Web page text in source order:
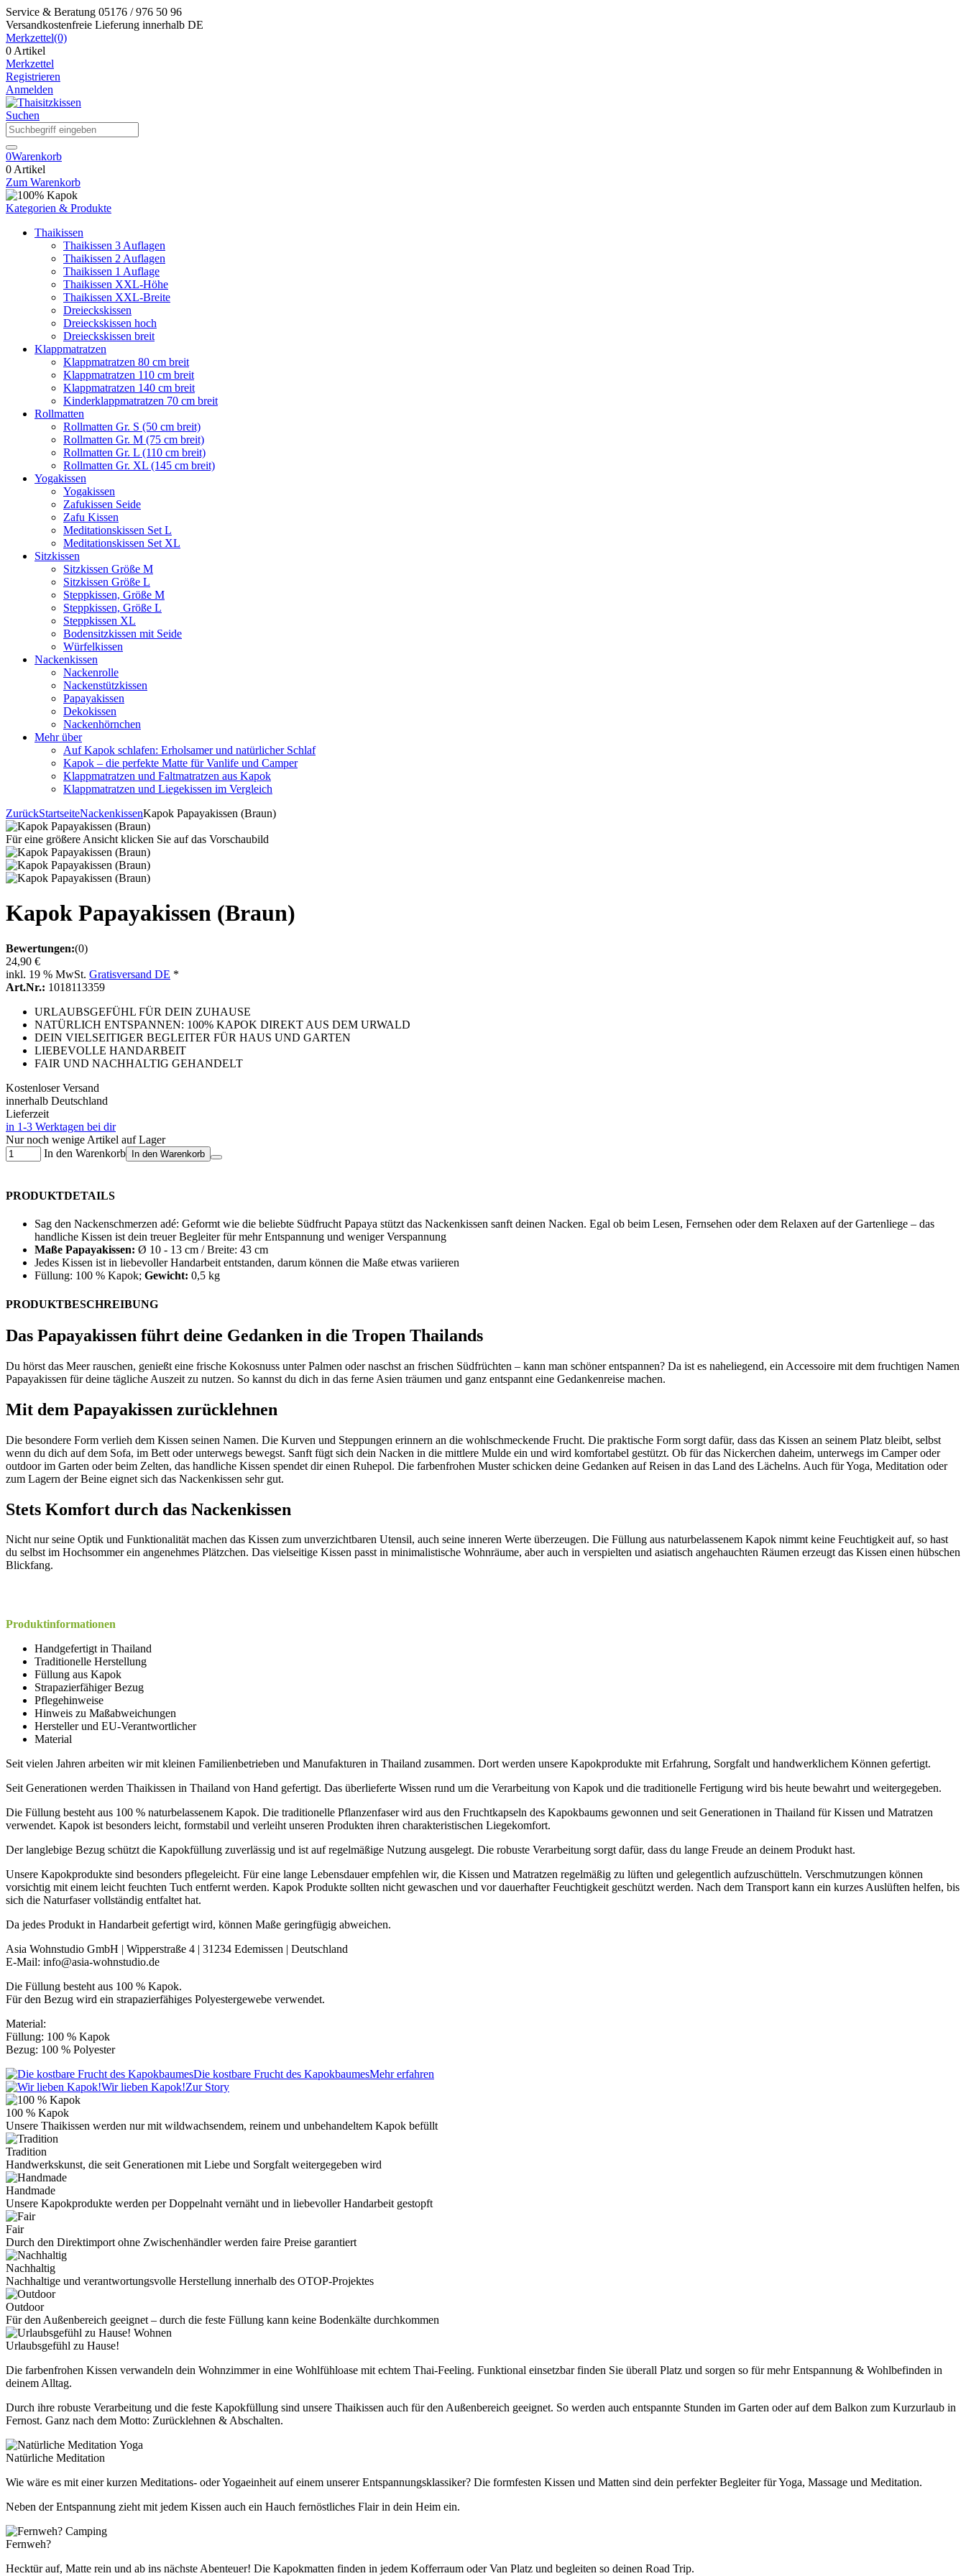
Service & Beratung 05176 / 976 50 96
Versandkostenfreie Lieferung innerhalb DE
Merkzettel(0)
0 Artikel
Merkzettel
Registrieren
Anmelden
Suchen
0Warenkorb
0 Artikel
Zum Warenkorb
Kategorien & Produkte
Thaikissen
Thaikissen 3 Auflagen
Thaikissen 2 Auflagen
Thaikissen 1 Auflage
Thaikissen XXL-Höhe
Thaikissen XXL-Breite
Dreieckskissen
Dreieckskissen hoch
Dreieckskissen breit
Klappmatratzen
Klappmatratzen 80 cm breit
Klappmatratzen 110 cm breit
Klappmatratzen 140 cm breit
Kinderklappmatratzen 70 cm breit
Rollmatten
Rollmatten Gr. S (50 cm breit)
Rollmatten Gr. M (75 cm breit)
Rollmatten Gr. L (110 cm breit)
Rollmatten Gr. XL (145 cm breit)
Yogakissen
Yogakissen
Zafukissen Seide
Zafu Kissen
Meditationskissen Set L
Meditationskissen Set XL
Sitzkissen
Sitzkissen Größe M
Sitzkissen Größe L
Steppkissen, Größe M
Steppkissen, Größe L
Steppkissen XL
Bodensitzkissen mit Seide
Würfelkissen
Nackenkissen
Nackenrolle
Nackenstützkissen
Papayakissen
Dekokissen
Nackenhörnchen
Mehr über
Auf Kapok schlafen: Erholsamer und natürlicher Schlaf
Kapok – die perfekte Matte für Vanlife und Camper
Klappmatratzen und Faltmatratzen aus Kapok
Klappmatratzen und Liegekissen im Vergleich
ZurückStartseiteNackenkissenKapok Papayakissen (Braun)
Für eine größere Ansicht klicken Sie auf das Vorschaubild
Kapok Papayakissen (Braun)
Bewertungen:(0)
24,90 €
inkl. 19 % MwSt. Gratisversand DE *
Art.Nr.: 1018113359
URLAUBSGEFÜHL FÜR DEIN ZUHAUSE
NATÜRLICH ENTSPANNEN: 100% KAPOK DIREKT AUS DEM URWALD
DEIN VIELSEITIGER BEGLEITER FÜR HAUS UND GARTEN
LIEBEVOLLE HANDARBEIT
FAIR UND NACHHALTIG GEHANDELT
Kostenloser Versand
innerhalb Deutschland
Lieferzeit
in 1-3 Werktagen bei dir
Nur noch wenige Artikel auf Lager
In den Warenkorb
In den Warenkorb
PRODUKTDETAILS
Sag den Nackenschmerzen adé: Geformt wie die beliebte Südfrucht Papaya stützt das Nackenkissen sanft deinen Nacken. Egal ob beim Lesen, Fernsehen oder dem Relaxen auf der Gartenliege – das
handliche Kissen ist dein treuer Begleiter für mehr Entspannung und weniger Verspannung
Maße Papayakissen: Ø 10 - 13 cm / Breite: 43 cm
Jedes Kissen ist in liebevoller Handarbeit entstanden, darum können die Maße etwas variieren
Füllung: 100 % Kapok; Gewicht: 0,5 kg
PRODUKTBESCHREIBUNG
Das Papayakissen führt deine Gedanken in die Tropen Thailands
Du hörst das Meer rauschen, genießt eine frische Kokosnuss unter Palmen oder naschst an frischen Südfrüchten – kann man schöner entspannen? Da ist es naheliegend, ein Accessoire mit dem fruchtigen Namen
Papayakissen für deine tägliche Auszeit zu nutzen. So kannst du dich in das ferne Asien träumen und ganz entspannt eine Gedankenreise machen.
Mit dem Papayakissen zurücklehnen
Die besondere Form verlieh dem Kissen seinen Namen. Die Kurven und Steppungen erinnern an die wohlschmeckende Frucht. Die praktische Form sorgt dafür, dass das Kissen an seinem Platz bleibt, selbst
wenn du dich auf dem Sofa, im Bett oder unterwegs bewegst. Sanft fügt sich dein Nacken in die mittlere Mulde ein und wird komfortabel gestützt. Ob für das Nickerchen daheim, unterwegs im Camper oder
outdoor im Garten oder beim Zelten, das handliche Kissen spendet dir einen Ruhepol. Die farbenfrohen Muster schicken deine Gedanken auf Reisen in das Land des Lächelns. Auch für Yoga, Meditation oder
zum Lagern der Beine eignet sich das Nackenkissen sehr gut.
Stets Komfort durch das Nackenkissen
Nicht nur seine Optik und Funktionalität machen das Kissen zum unverzichtbaren Utensil, auch seine inneren Werte überzeugen. Die Füllung aus naturbelassenem Kapok nimmt keine Feuchtigkeit auf, so hast
du selbst im Hochsommer ein angenehmes Plätzchen. Das vielseitige Kissen passt in minimalistische Wohnräume, aber auch in verspielten und asiatisch angehauchten Räumen erzeugt das Kissen einen hübschen
Blickfang.
Produktinformationen
Handgefertigt in Thailand
Traditionelle Herstellung
Füllung aus Kapok
Strapazierfähiger Bezug
Pflegehinweise
Hinweis zu Maßabweichungen
Hersteller und EU-Verantwortlicher
Material
Seit vielen Jahren arbeiten wir mit kleinen Familienbetrieben und Manufakturen in Thailand zusammen. Dort werden unsere Kapokprodukte mit Erfahrung, Sorgfalt und handwerklichem Können gefertigt.
Seit Generationen werden Thaikissen in Thailand von Hand gefertigt. Das überlieferte Wissen rund um die Verarbeitung von Kapok und die traditionelle Fertigung wird bis heute bewahrt und weitergegeben.
Die Füllung besteht aus 100 % naturbelassenem Kapok. Die traditionelle Pflanzenfaser wird aus den Fruchtkapseln des Kapokbaums gewonnen und seit Generationen in Thailand für Kissen und Matratzen
verwendet. Kapok ist besonders leicht, formstabil und verleiht unseren Produkten ihren charakteristischen Liegekomfort.
Der langlebige Bezug schützt die Kapokfüllung zuverlässig und ist auf regelmäßige Nutzung ausgelegt. Die robuste Verarbeitung sorgt dafür, dass du lange Freude an deinem Produkt hast.
Unsere Kapokprodukte sind besonders pflegeleicht. Für eine lange Lebensdauer empfehlen wir, die Kissen und Matratzen regelmäßig zu lüften und gelegentlich aufzuschütteln. Verschmutzungen können
vorsichtig mit einem leicht feuchten Tuch entfernt werden. Kapok Produkte sollten nicht gewaschen und vor dauerhafter Feuchtigkeit geschützt werden. Nach dem Transport kann ein kurzes Auslüften helfen, bis
sich die Naturfaser vollständig entfaltet hat.
Da jedes Produkt in Handarbeit gefertigt wird, können Maße geringfügig abweichen.
Asia Wohnstudio GmbH | Wipperstraße 4 | 31234 Edemissen | Deutschland
E-Mail: info@asia-wohnstudio.de
Die Füllung besteht aus 100 % Kapok.
Für den Bezug wird ein strapazierfähiges Polyestergewebe verwendet.
Material:
Füllung: 100 % Kapok
Bezug: 100 % Polyester
Die kostbare Frucht des KapokbaumesMehr erfahren
Wir lieben Kapok!Zur Story
100 % Kapok
Unsere Thaikissen werden nur mit wildwachsendem, reinem und unbehandeltem Kapok befüllt
Tradition
Handwerkskunst, die seit Generationen mit Liebe und Sorgfalt weitergegeben wird
Handmade
Unsere Kapokprodukte werden per Doppelnaht vernäht und in liebevoller Handarbeit gestopft
Fair
Durch den Direktimport ohne Zwischenhändler werden faire Preise garantiert
Nachhaltig
Nachhaltige und verantwortungsvolle Herstellung innerhalb des OTOP-Projektes
Outdoor
Für den Außenbereich geeignet – durch die feste Füllung kann keine Bodenkälte durchkommen
Wohnen
Urlaubsgefühl zu Hause!
Die farbenfrohen Kissen verwandeln dein Wohnzimmer in eine Wohlfühloase mit echtem Thai-Feeling. Funktional einsetzbar finden Sie überall Platz und sorgen so für mehr Entspannung & Wohlbefinden in
deinem Alltag.
Durch ihre robuste Verarbeitung und die feste Kapokfüllung sind unsere Thaikissen auch für den Außenbereich geeignet. So werden auch entspannte Stunden im Garten oder auf dem Balkon zum Kurzurlaub in
Fernost. Ganz nach dem Motto: Zurücklehnen & Abschalten.
Yoga
Natürliche Meditation
Wie wäre es mit einer kurzen Meditations- oder Yogaeinheit auf einem unserer Entspannungsklassiker? Die formfesten Kissen und Matten sind dein perfekter Begleiter für Yoga, Massage und Meditation.
Neben der Entspannung zieht mit jedem Kissen auch ein Hauch fernöstliches Flair in dein Heim ein.
Camping
Fernweh?
Hecktür auf, Matte rein und ab ins nächste Abenteuer! Die Kapokmatten finden in jedem Kofferraum oder Van Platz und begleiten so deinen Road Trip.